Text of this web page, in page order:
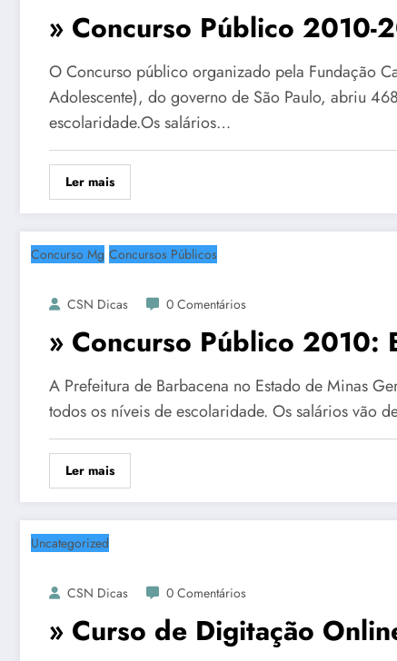
» Concurso Público 2010-
O Concurso público organizado pela Fundação
Adolescente), do governo de São Paulo, abriu
escolaridade.Os salários…
Ler mais
Concurso Mg Concursos Públicos
CSN Dicas 0 Comentários
» Concurso Público 2010:
A Prefeitura de Barbacena no Estado de Minas
todos os níveis de escolaridade. Os salários vão
Ler mais
Uncategorized
CSN Dicas 0 Comentários
» Curso de Digitação